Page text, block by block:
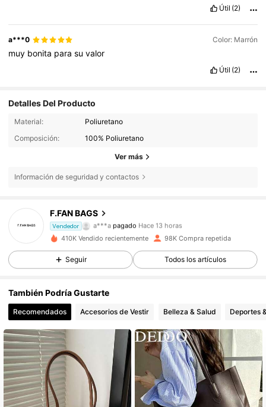
Útil (2)
a***0 Color: Marrón
muy bonita parasuvalor
Útil (2)
Detalles Del Producto
Material:
Poliuretano
Composición:
100% Poliuretano
Ver más
Información de seguridad y contactos
F.FAN BAGS
Vendedor
4,76
a***a pagado Hace 13 horas
36K Seguidores
4,76
36K Seguidores
4,76 36K Seguidores
410K Vendido recientemente 98K Compra repetida
Seguir Todos los artículos
También Podría Gustarte
Recomendados Accesorios de Vestir Belleza & Salud Deportes